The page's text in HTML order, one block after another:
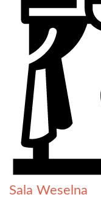
Sala Weselna